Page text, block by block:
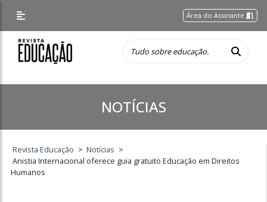
Área do Assinante
NOTÍCIAS
Revista Educação > Notícias >
Anistia Internacional oferece guia gratuito Educação em Direitos
Humanos